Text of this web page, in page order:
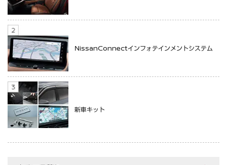
NissanConnectインフォテインメントシステム
新車キット